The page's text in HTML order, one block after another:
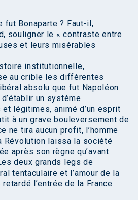
fut Bonaparte ? Faut-il,
souligner le « contraste entre
et leurs misérables
institutionnelle,
au crible les différentes
absolu que fut Napoléon
un système
légitimes, animé d’un esprit
à un grave bouleversement de
ne tira aucun profit, l’homme
Révolution laissa la société
après son règne qu’avant
deux grands legs de
tentaculaire et l’amour de la
l’entrée de la France